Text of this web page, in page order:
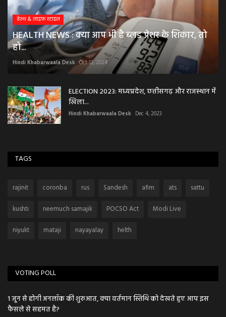
हेल्थ & लाइफ स्टाइल
HEALTH NEWS : क्या आप भी है ब्लड प्रेशर के शिकार, तो
हो...
Hindi Khabarwaala Desk Oct 13, 2024
ELECTION 2023: मध्यप्रदेश, छत्तीसगढ़ और राजस्थान में
खिला...
Hindi Khabarwaala Desk Dec 4, 2023
TAGS
rajinit coronba rus Sandesh afim ats
sattu
kushti
neemuch samajik POCSO Act
Modi Live
niyukt
mataji nayayalay helth
VOTING POLL
1 जून से होगी अनलॉक की शुरुआत, क्या वर्तमान स्तिथि को देखते हुए आप इस
फैसले से सहमत है?